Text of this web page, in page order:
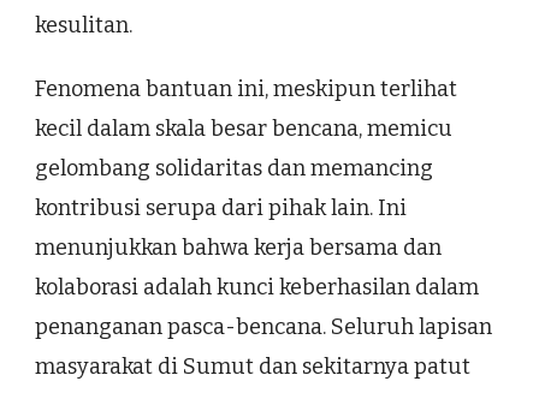
kesulitan.
Fenomena bantuan ini, meskipun terlihat
kecil dalam skala besar bencana, memicu
gelombang solidaritas dan memancing
kontribusi serupa dari pihak lain. Ini
menunjukkan bahwa kerja bersama dan
kolaborasi adalah kunci keberhasilan dalam
penanganan pasca-bencana. Seluruh lapisan
masyarakat di Sumut dan sekitarnya patut